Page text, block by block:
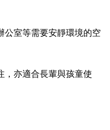
公室等需要安靜環境的空
，亦適合長輩與孩童使